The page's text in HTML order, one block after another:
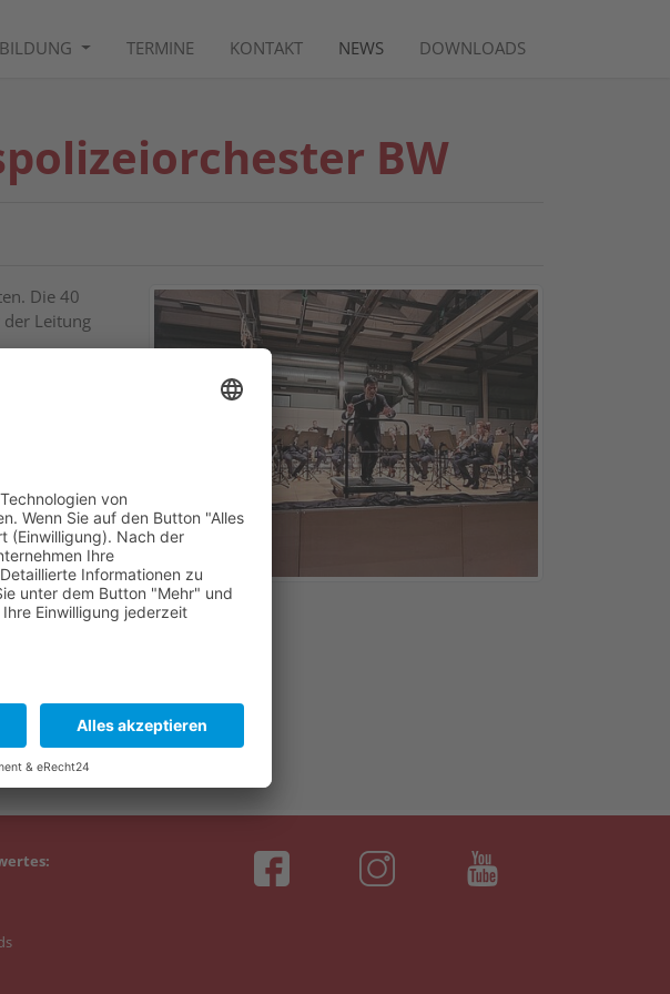
TERMINE KONTAKT NEWS DOWNLOADS
BW
Die 40
Leitung
war es,
wurden
Josef
begrüßen